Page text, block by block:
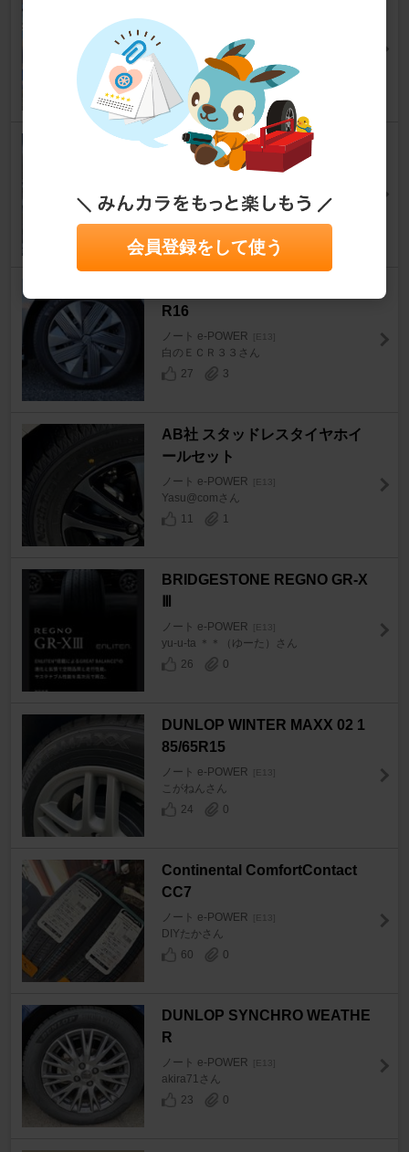
185/60R16
ノート e-POWER [E13]
彩 北斗さん
17
YOKOHAMA ADVAN FLEVA V
701 205/45R17
融さん
R16
ノート e-POWER [E13]
白のＥＣＲ３３さん
27
3
AB社 スタッドレスタイヤホイ
ールセット
ノート e-POWER [E13]
Yasu@comさん
11
1
BRIDGESTONE REGNO GR-X
ノート e-POWER [E13]
yu-u-ta ＊＊（ゆーた）さん
26
0
DUNLOP WINTER MAXX 02 1
85/65R15
ノート e-POWER [E13]
こがねんさん
24
0
Continental ComfortContact
CC7
ノート e-POWER [E13]
DIYたかさん
60
0
DUNLOP SYNCHRO WEATHE
R
ノート e-POWER [E13]
akira71さん
23
0
会員登録をして使う